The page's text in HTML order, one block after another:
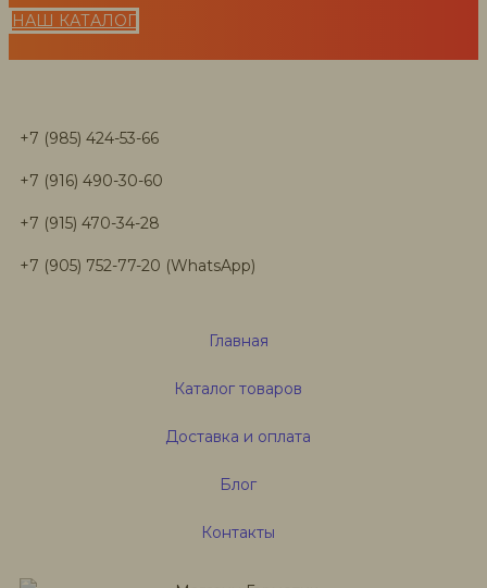
НАШ КАТАЛОГ
+7 (985) 424-53-66
+7 (916) 490-30-60
+7 (915) 470-34-28
+7 (905) 752-77-20 (WhatsApp)
Главная
Каталог товаров
Доставка и оплата
Блог
Контакты